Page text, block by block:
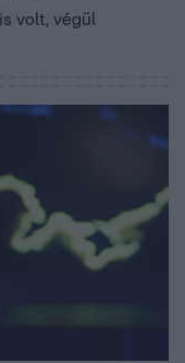
volt, végül